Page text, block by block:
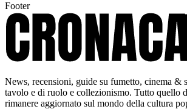
Footer
News, recensioni, guide su fumetto, cinema &
tavolo e di ruolo e collezionismo. Tutto quello
rimanere aggiornato sul mondo della cultura